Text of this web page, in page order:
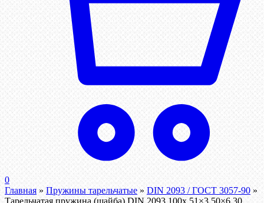
0
Главная » Пружины тарельчатые » DIN 2093 / ГОСТ 3057-90 »